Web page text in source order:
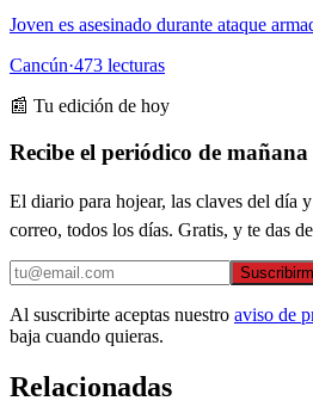
Joven es asesinado durante ataque
Cancún·473 lecturas
📰 Tu edición de hoy
Recibe el periódico de
El diario para hojear, las claves del día
correo, todos los días. Gratis, y te das
Al suscribirte aceptas nuestro aviso de
baja cuando quieras.
Relacionadas